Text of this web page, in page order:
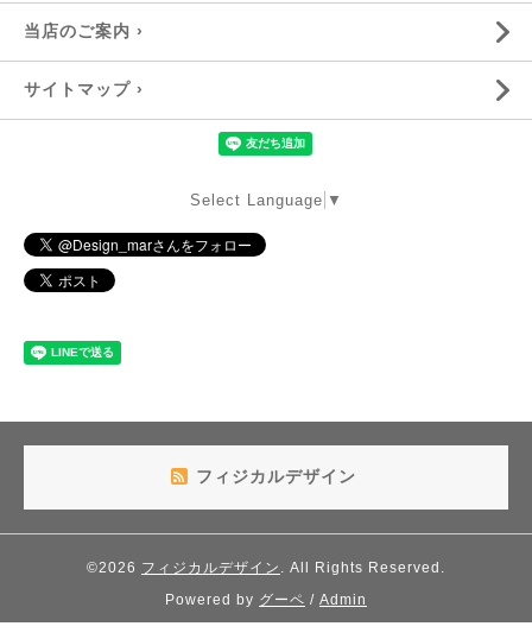
当店のご案内 ›
サイトマップ ›
Select Language ▼
フィジカルデザイン
©2026 フィジカルデザイン . All Rights Reserved.
Powered by グーペ / Admin